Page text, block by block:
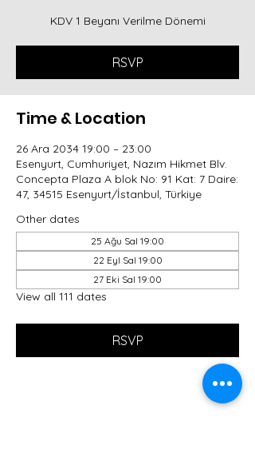
KDV 1 Beyanı Verilme Dönemi
RSVP
Time & Location
26 Ara 2034 19:00 – 23:00
Esenyurt, Cumhuriyet, Nazım Hikmet Blv.
Concepta Plaza A blok No: 91 Kat: 7 Daire:
47, 34515 Esenyurt/İstanbul, Türkiye
Other dates
25 Ağu Sal 19:00
22 Eyl Sal 19:00
27 Eki Sal 19:00
View all 111 dates
RSVP